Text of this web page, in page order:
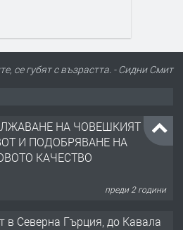
се губят с възрастта. - Сидни Смит
НА ЧОВЕШКИЯТ
И ПОДОБРЯВАНЕ НА
КАЧЕСТВО
преди 2 години
в Северна Гърция, до Кавала